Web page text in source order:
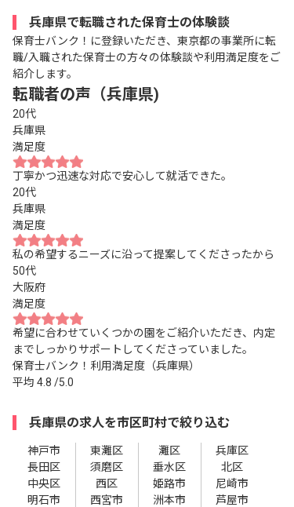
兵庫県で転職された保育士の体験談
保育士バンク！に登録いただき、東京都の事業所に転
職/入職された保育士の方々の体験談や利用満足度をご
紹介します。
転職者の声（兵庫県)
20代
兵庫県
満足度
丁寧かつ迅速な対応で安心して就活できた。
20代
兵庫県
満足度
私の希望するニーズに沿って提案してくださったから
50代
大阪府
満足度
希望に合わせていくつかの園をご紹介いただき、内定
までしっかりサポートしてくださっていました。
保育士バンク！利用満足度（兵庫県）
平均 4.8 /5.0
兵庫県の求人を市区町村で絞り込む
神戸市 東灘区 灘区
兵庫区
長田区
須磨区 垂水区
北区
中央区
西区 姫路市
尼崎市
明石市
西宮市 洲本市
芦屋市